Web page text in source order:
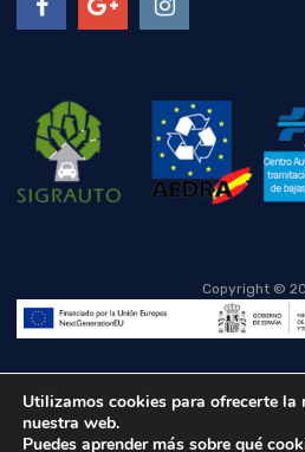
Copyright ©
Utilizamos cookies para ofrecerte la
nuestra web.
Puedes aprender más sobre qué